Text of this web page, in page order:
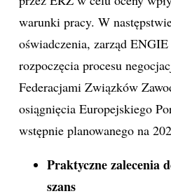
warunki pracy. W
oświadczenia, zarząd
rozpoczęcia procesu
Federacjami Związków
osiągnięcia Europejskiego
wstępnie planowanego na
Praktyczne zalecenia
szans